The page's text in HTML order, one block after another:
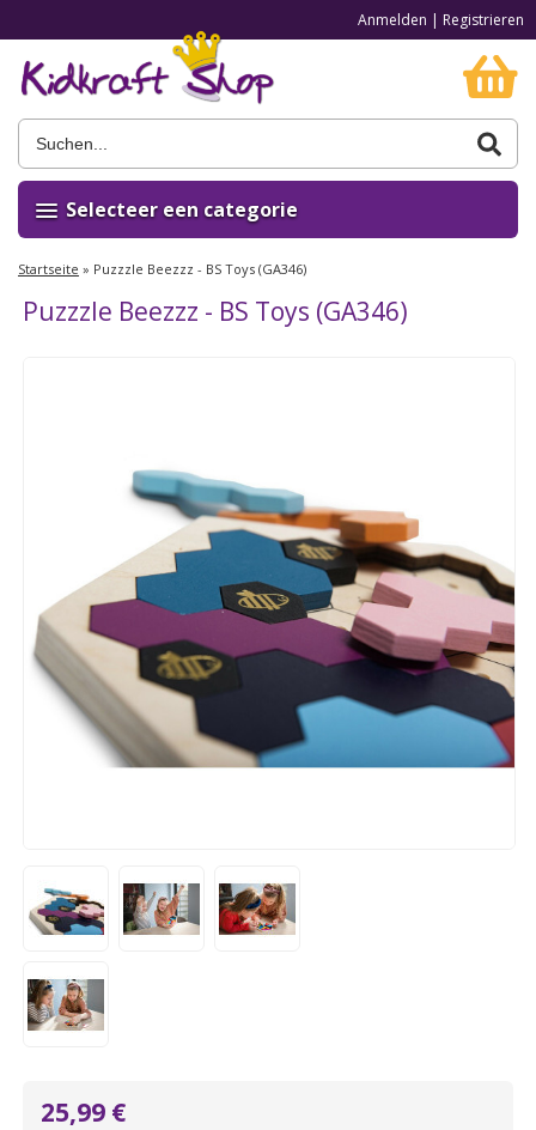
Anmelden | Registrieren
Selecteer een categorie
Startseite » Puzzzle Beezzz - BS Toys (GA346)
Puzzzle Beezzz - BS Toys (GA346)
25,99 €